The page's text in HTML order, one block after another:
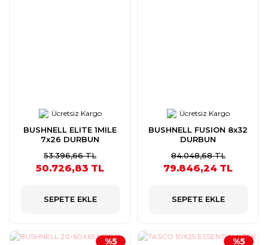
Ücretsiz Kargo
BUSHNELL ELITE 1MILE
7x26 DURBUN
53.396,66 TL
50.726,83 TL
SEPETE EKLE
Ücretsiz Kargo
BUSHNELL FUSION 8x32
DURBUN
84.048,68 TL
79.846,24 TL
SEPETE EKLE
%5 %5